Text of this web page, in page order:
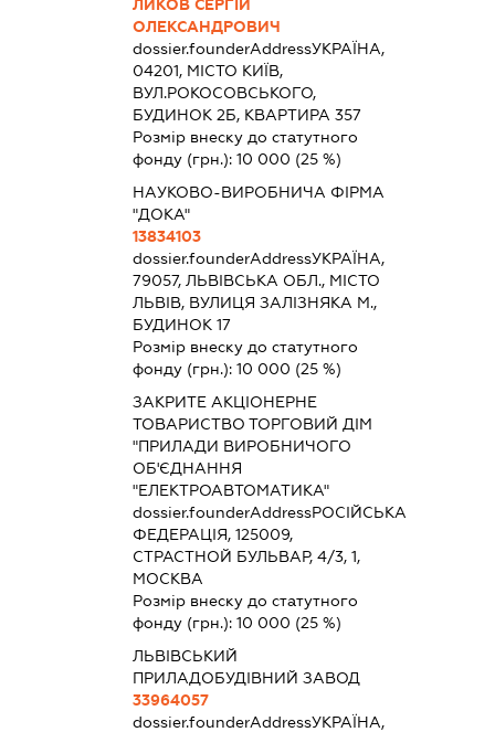
ЛИКОВ СЕРГІЙ
ОЛЕКСАНДРОВИЧ
dossier.founderAddressУКРАЇНА,
04201, МІСТО КИЇВ,
ВУЛ.РОКОСОВСЬКОГО,
БУДИНОК 2Б, КВАРТИРА 357
Розмір внеску до статутного
фонду (грн.): 10 000 (25 %)
НАУКОВО-ВИРОБНИЧА ФІРМА
"ДОКА"
13834103
dossier.founderAddressУКРАЇНА,
79057, ЛЬВІВСЬКА ОБЛ., МІСТО
ЛЬВІВ, ВУЛИЦЯ ЗАЛІЗНЯКА М.,
БУДИНОК 17
Розмір внеску до статутного
фонду (грн.): 10 000 (25 %)
ЗАКРИТЕ АКЦІОНЕРНЕ
ТОВАРИСТВО ТОРГОВИЙ ДІМ
"ПРИЛАДИ ВИРОБНИЧОГО
ОБ'ЄДНАННЯ
"ЕЛЕКТРОАВТОМАТИКА"
dossier.founderAddressРОСІЙСЬКА
ФЕДЕРАЦІЯ, 125009,
СТРАСТНОЙ БУЛЬВАР, 4/3, 1,
МОСКВА
Розмір внеску до статутного
фонду (грн.): 10 000 (25 %)
ЛЬВІВСЬКИЙ
ПРИЛАДОБУДІВНИЙ ЗАВОД
33964057
dossier.founderAddressУКРАЇНА,